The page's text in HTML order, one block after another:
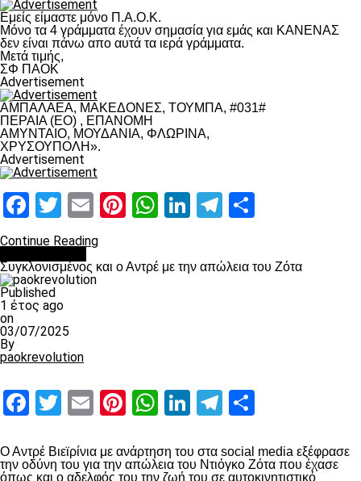
Εμείς είμαστε μόνο Π.Α.Ο.Κ.
Μόνο τα 4 γράμματα έχουν σημασία για εμάς και ΚΑΝΕΝΑΣ
δεν είναι πάνω απο αυτά τα ιερά γράμματα.
Μετά τιμής,
ΣΦ ΠΑΟΚ
Advertisement
ΑΜΠΑΛΑΕΑ, ΜΑΚΕΔΟΝΕΣ, ΤΟΥΜΠΑ, #031#
ΠΕΡΑΙΑ (ΕΟ) , ΕΠΑΝΟΜΗ
ΑΜΥΝΤΑΙΟ, ΜΟΥΔΑΝΙΑ, ΦΛΩΡΙΝΑ,
ΧΡΥΣΟΥΠΟΛΗ».
Advertisement
Facebook
Twitter
EmailPinterest
WhatsApp
LinkedIn
Telegram
Continue Reading
Συγκλονισμένος και ο Αντρέ με την απώλεια του Ζότα
Published
1 έτος ago
on
03/07/2025
By
paokrevolution
Facebook
Twitter
EmailPinterest
WhatsApp
LinkedIn
Telegram
Ο Αντρέ Βιεϊρίνια με ανάρτηση του στα social media εξέφρασε
την οδύνη του για την απώλεια του Ντιόγκο Ζότα που έχασε
όπως και ο αδελφός του την ζωή του σε αυτοκινητιστικό